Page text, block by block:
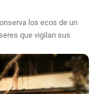
los ecos de un
que vigilan sus